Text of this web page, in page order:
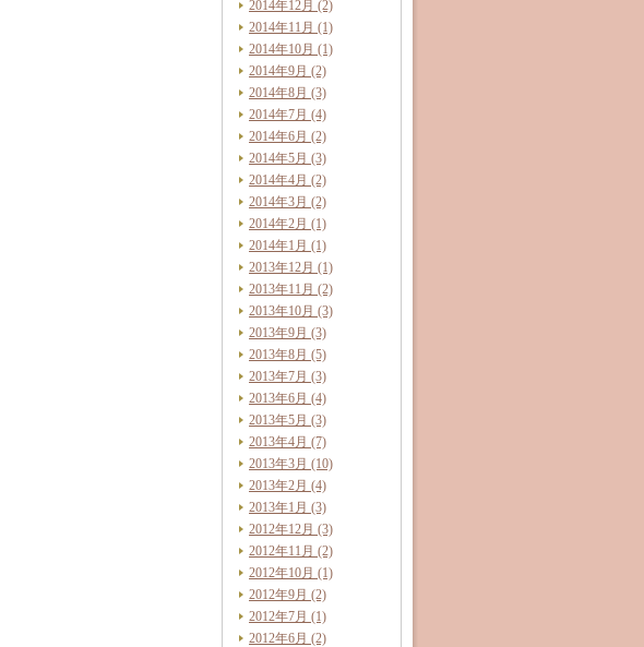
2014年12月 (2)
2014年11月 (1)
2014年10月 (1)
2014年9月 (2)
2014年8月 (3)
2014年7月 (4)
2014年6月 (2)
2014年5月 (3)
2014年4月 (2)
2014年3月 (2)
2014年2月 (1)
2014年1月 (1)
2013年12月 (1)
2013年11月 (2)
2013年10月 (3)
2013年9月 (3)
2013年8月 (5)
2013年7月 (3)
2013年6月 (4)
2013年5月 (3)
2013年4月 (7)
2013年3月 (10)
2013年2月 (4)
2013年1月 (3)
2012年12月 (3)
2012年11月 (2)
2012年10月 (1)
2012年9月 (2)
2012年7月 (1)
2012年6月 (2)